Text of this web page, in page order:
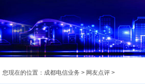
您现在的位置： 成都电信业务 > 网友点评 >